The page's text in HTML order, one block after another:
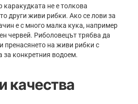
HG
FC
каракудката не е толкова
други живи рибки. Ако се лови за
е с много малка кука, например
червей. Риболовецът трябва да
пренасянето на живи рибки с
за конкретния водоем.
качества